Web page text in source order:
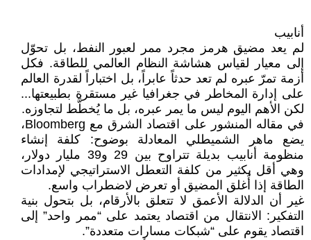
أنابيب
لم يعد مضيق هرمز مجرد ممر لعبور النفط، بل تحوّل
إلى معيار لقياس هشاشة النظام العالمي للطاقة. فكل
أزمة تمرّ عبره لم تعد حدثاً عابراً، بل اختباراً لقدرة العالم
على إدارة المخاطر في جغرافيا غير مستقرة بطبيعتها...
لكن الأهم اليوم ليس ما يمر عبره، بل ما يُخطَّط لتجاوزه.
في مقاله المنشور على اقتصاد الشرق مع Bloomberg،
يضع ماهر الشميطلي المعادلة بوضوح: كلفة إنشاء
منظومة أنابيب بديلة تتراوح بين 29 و39 مليار دولار،
وهي أقل بكثير من كلفة التعطل الاستراتيجي لإمدادات
الطاقة إذا أُغلق المضيق أو تعرض لاضطراب واسع.
غير أن الدلالة الأعمق لا تتعلق بالأرقام، بل بتحول بنية
التفكير: الانتقال من اقتصاد يعتمد على “ممر واحد” إلى
اقتصاد يقوم على “شبكات مسارات متعددة”.